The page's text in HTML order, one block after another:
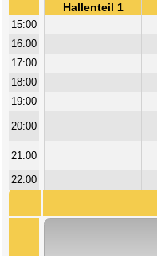
Hallenteil 1
15:00
16:00
17:00
18:00
19:00
20:00
21:00
22:00